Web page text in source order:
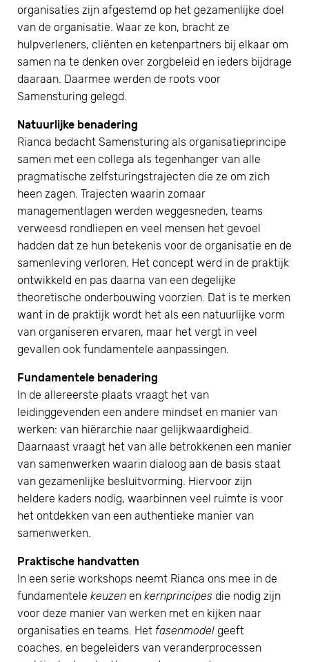
organisaties zijn afgestemd op het gezamenlijke doel
van de organisatie. Waar ze kon, bracht ze
hulpverleners, cliënten en ketenpartners bij elkaar om
samen na te denken over zorgbeleid en ieders bijdrage
daaraan. Daarmee werden de roots voor
Samensturing gelegd.
Natuurlijke benadering
Rianca bedacht Samensturing als organisatieprincipe
samen met een collega als tegenhanger van alle
pragmatische zelfsturingstrajecten die ze om zich
heen zagen. Trajecten waarin zomaar
managementlagen werden weggesneden, teams
verweesd rondliepen en veel mensen het gevoel
hadden dat ze hun betekenis voor de organisatie en de
samenleving verloren. Het concept werd in de praktijk
ontwikkeld en pas daarna van een degelijke
theoretische onderbouwing voorzien. Dat is te merken
want in de praktijk wordt het als een natuurlijke vorm
van organiseren ervaren, maar het vergt in veel
gevallen ook fundamentele aanpassingen.
Fundamentele benadering
In de allereerste plaats vraagt het van
leidinggevenden een andere mindset en manier van
werken: van hiërarchie naar gelijkwaardigheid.
Daarnaast vraagt het van alle betrokkenen een manier
van samenwerken waarin dialoog aan de basis staat
van gezamenlijke besluitvorming. Hiervoor zijn
heldere kaders nodig, waarbinnen veel ruimte is voor
het ontdekken van een authentieke manier van
samenwerken.
Praktische handvatten
In een serie workshops neemt Rianca ons mee in de
fundamentele keuzen en kernprincipes die nodig zijn
voor deze manier van werken met en kijken naar
organisaties en teams. Het fasenmodel geeft
coaches, en begeleiders van veranderprocessen